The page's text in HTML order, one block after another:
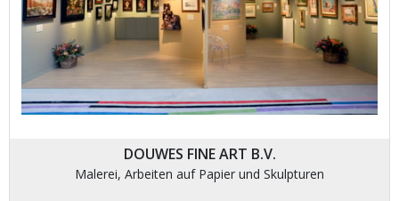
DOUWES FINE ART B.V.
Malerei, Arbeiten auf Papier und Skulpturen